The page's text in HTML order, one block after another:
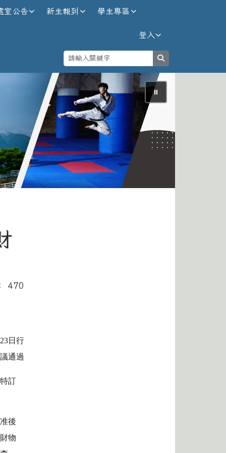
室公告 新生報到 學生專區
登入
⏸
470
23日行
通過
訂
後
物